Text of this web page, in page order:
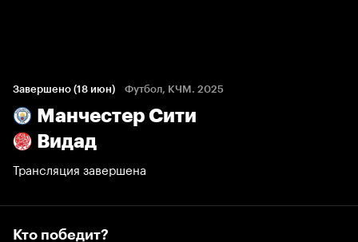
Завершено (18 июн) Футбол, КЧМ. 2025
Манчестер Сити
Видад
Трансляция завершена
95% 5%
Кто победит?